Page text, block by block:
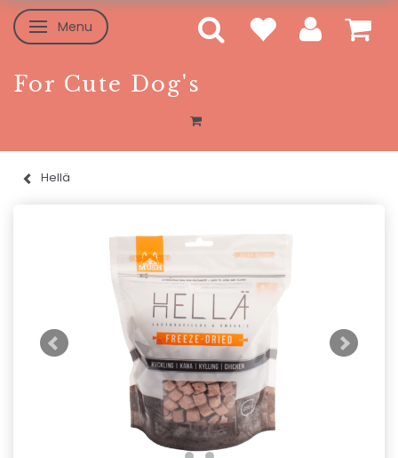
Toggle navigation
Menu
For Cute Dog's
Hellä